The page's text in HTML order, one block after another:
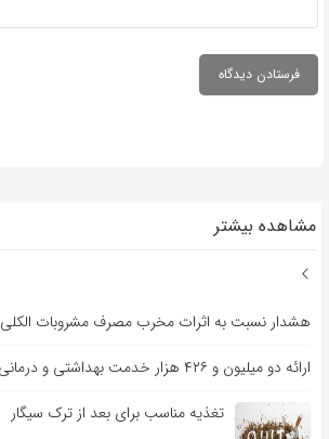
مشاهده بیشتر
هشدار نسبت به اثرات مخرب مصرف مشروبات الکلی
ارائه دو میلیون و ۴۲۶ هزار خدمت بهداشتی و درمانی به زائران
تغذیه مناسب برای بعد از ترک سیگار